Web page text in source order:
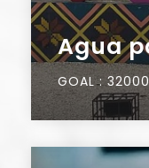
Agua
GOAL :